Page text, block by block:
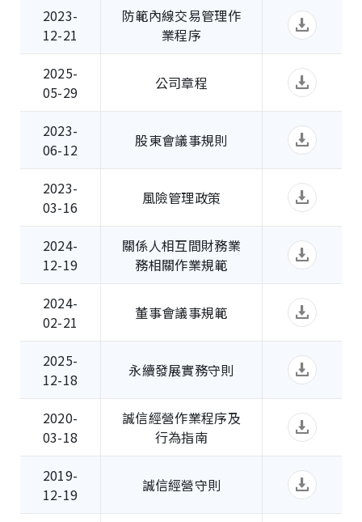
2023-
12-21
防範內線交易管理作
業程序
2025-
05-29
公司章程
2023-
06-12
股東會議事規則
2023-
03-16
風險管理政策
2024-
12-19
關係人相互間財務業
務相關作業規範
2024-
02-21
董事會議事規範
2025-
12-18
永續發展實務守則
2020-
03-18
誠信經營作業程序及
行為指南
2019-
12-19
誠信經營守則